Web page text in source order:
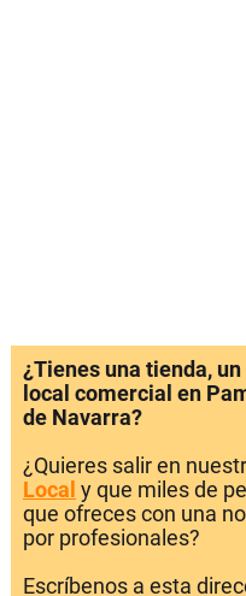
¿Tienes una tienda,
local comercial en
de Navarra?
¿Quieres salir en
Local y que miles de
que ofreces con una
por profesionales?
Escríbenos a esta